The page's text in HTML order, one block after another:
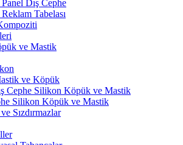
Dış Cephe
Tabelası
ve Mastik
ve Köpük
Cephe Silikon Köpük ve Mastik
Silikon Köpük ve Mastik
ve Sızdırmazlar